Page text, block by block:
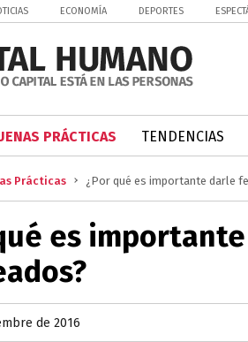
ECONOMÍA DEPORTES
PRÁCTICAS TENDENCIAS
Prácticas ¿Por qué es importante darle
es
de 2016